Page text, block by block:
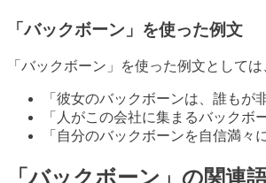
「バックボーン」を使った例文
「バックボーン」を使った例文として
「彼女のバックボーンは、誰もが
「人がこの会社に集まるバック
「自分のバックボーンを自信満
「バックボーン」の関連